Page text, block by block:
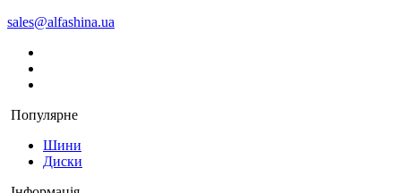
sales@alfashina.ua
Популярне
Шини
Диски